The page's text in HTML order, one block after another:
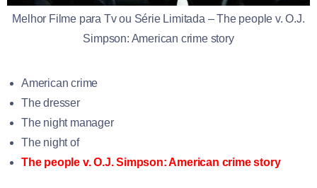
Melhor Filme para Tv ou Série Limitada – The people v. O.J.
Simpson: American crime story
American crime
The dresser
The night manager
The night of
The people v. O.J. Simpson: American crime story